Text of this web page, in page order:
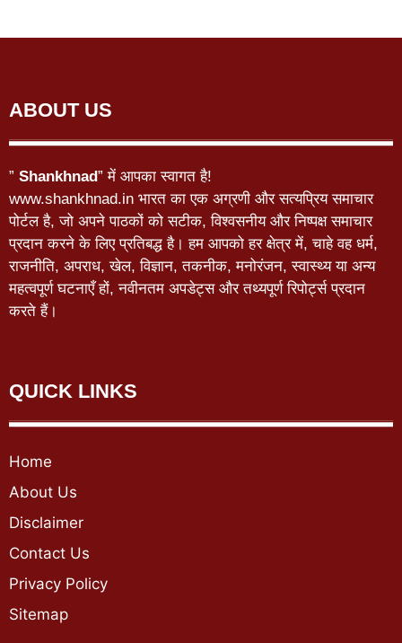
ABOUT US
” Shankhnad” में आपका स्वागत है!
www.shankhnad.in भारत का एक अग्रणी और सत्यप्रिय समाचार
पोर्टल है, जो अपने पाठकों को सटीक, विश्वसनीय और निष्पक्ष समाचार
प्रदान करने के लिए प्रतिबद्ध है। हम आपको हर क्षेत्र में, चाहे वह धर्म,
राजनीति, अपराध, खेल, विज्ञान, तकनीक, मनोरंजन, स्वास्थ्य या अन्य
महत्वपूर्ण घटनाएँ हों, नवीनतम अपडेट्स और तथ्यपूर्ण रिपोर्ट्स प्रदान
करते हैं।
QUICK LINKS
Home
About Us
Disclaimer
Contact Us
Privacy Policy
Sitemap